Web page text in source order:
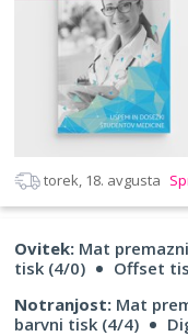
torek, 18. avgusta
Ovitek: Mat
tisk (4/0)
Offset
Notranjost: Mat
barvni tisk (4/4)